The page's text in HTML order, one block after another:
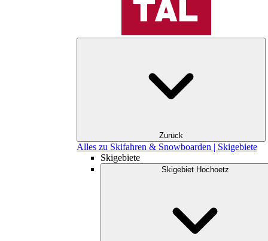
Zurück
Alles zu Skifahren & Snowboarden | Skigebiete
Skigebiete
Skigebiet Hochoetz